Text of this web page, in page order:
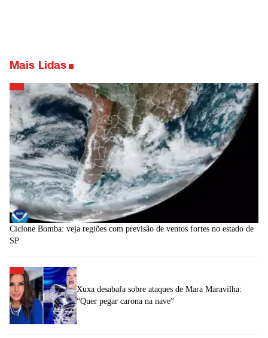
Mais Lidas
Ciclone Bomba: veja regiões com previsão de ventos fortes no estado de
SP
Xuxa desabafa sobre ataques de Mara Maravilha:
“Quer pegar carona na nave”